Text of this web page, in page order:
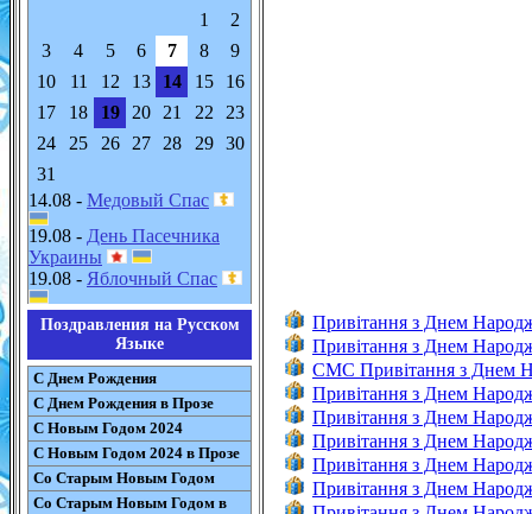
1
2
3
4 5 6 7 8
9
10
11 12 13 14 15
16
17
18 19 20 21 22
23
24
25 26 27 28 29
30
31
14.08 - Медовый Спас
19.08 - День Пасечника
Украины
19.08 - Яблочный Спас
Поздравления на Русском
Языке
С Днем Рождения
С Днем Рождения в Прозе
С Новым Годом 2024
С Новым Годом 2024 в Прозе
Со Старым Новым Годом
Со Старым Новым Годом в
Привітання з Днем
Привітання з Днем
CMC Привітання з Днем
Привітання з Днем
Привітання з Днем
Привітання з Днем
Привітання з Днем
Привітання з Днем